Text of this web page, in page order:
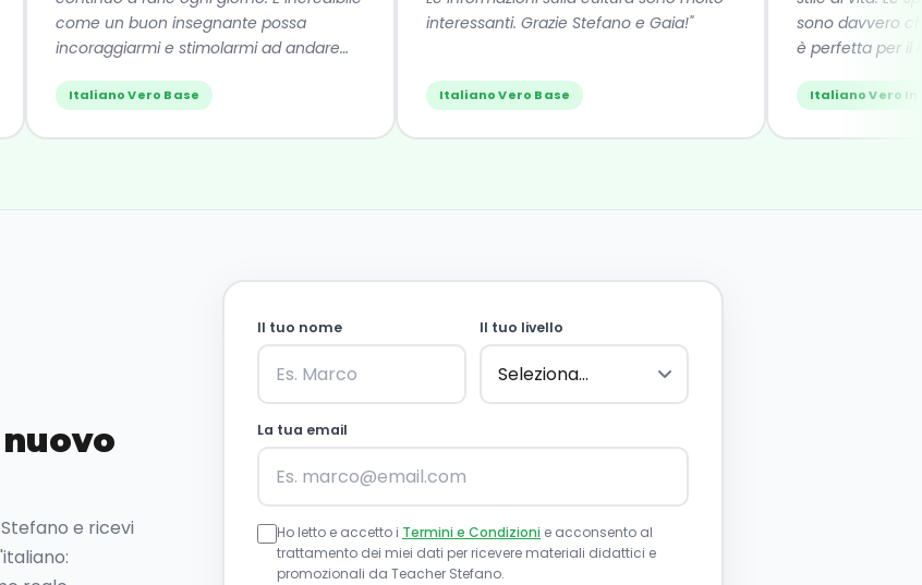
come un buon insegnante possa
incoraggiarmi e stimolarmi ad andare
Italiano Vero Base
interessanti. Grazie Stefano e Gaia!"
Italiano Vero Base
sono davvero
è perfetta per il
Italiano Vero
e ricevi
Il tuo nome Il tuo livello
La tua email
Ho letto e accetto i Termini e Condizioni e acconsento al
trattamento dei miei dati per ricevere materiali didattici e
promozionali da Teacher Stefano.